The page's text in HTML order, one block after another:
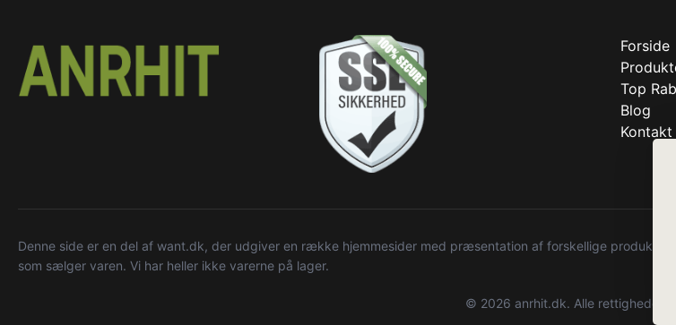
Forside
Top
Blog
Kontakt
Denne side er en del af want.dk, der udgiver en række hjemmesider med præsentation af forskellige
som sælger varen. Vi har heller ikke varerne på lager.
© 2026 anrhit.dk. Alle rettigheder